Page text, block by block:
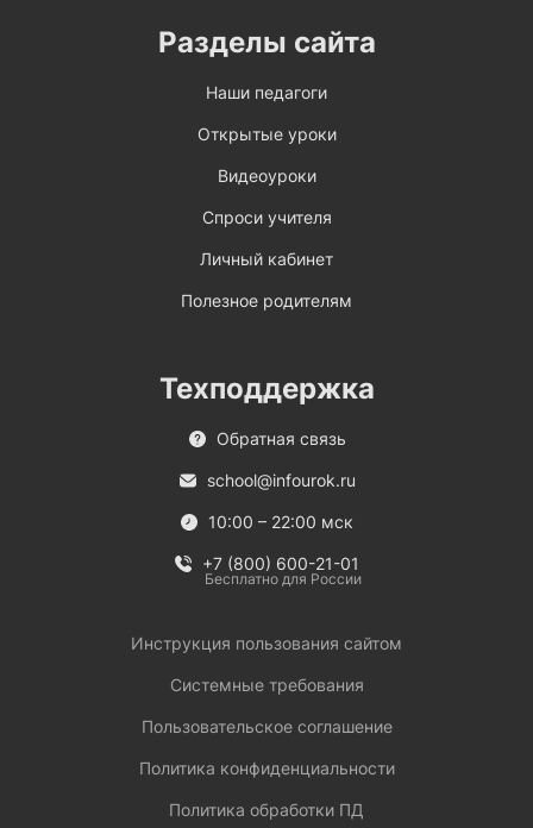
Разделы сайта
Наши педагоги
Открытые уроки
Видеоуроки
Спроси учителя
Личный кабинет
Полезное родителям
Техподдержка
Обратная связь
school@infourok.ru
10:00 – 22:00 мск
+7 (800) 600-21-01
Бесплатно для России
Инструкция пользования сайтом
Системные требования
Пользовательское соглашение
Политика конфиденциальности
Политика обработки ПД